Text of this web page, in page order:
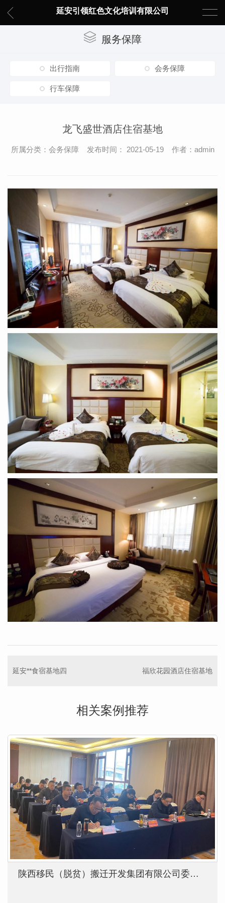
延安引领红色文化培训有限公司
服务保障
出行指南 会务保障
行车保障
龙飞盛世酒店住宿基地
所属分类：会务保障 发布时间： 2021-05-19 作者：admin
延安**食宿基地四 福欣花园酒店住宿基地
相关案例推荐
陕西移民（脱贫）搬迁开发集团有限公司委员会 “学习贯彻党的二十大精神”专题学习班